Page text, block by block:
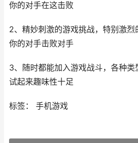
你的对手在这击败
2、精妙刺激的游戏挑战，特别激
你的对手击败对手
3、随时都能加入游戏战斗，各种
试起来趣味性十足
标签： 手机游戏